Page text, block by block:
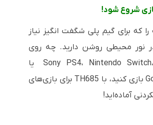
شروع شود!
که برای گیم پلی شگفت انگیز نیاز
نور محیطی روشن دارید. چه روی
Sony PS4، Nintendo Switch، Xbox One یا
Google Stadia بازی کنید، با TH685 برای بازی‌های
آماده‌اید!